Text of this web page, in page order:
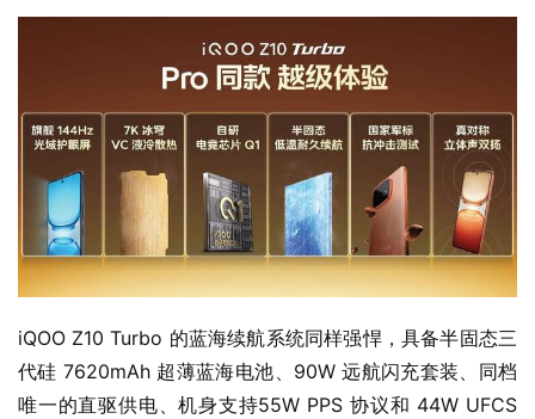
iQOO Z10 Turbo 的蓝海续航系统同样强悍，具备半固态三
代硅 7620mAh 超薄蓝海电池、90W 远航闪充套装、同档
唯一的直驱供电、机身支持55W PPS 协议和 44W UFCS